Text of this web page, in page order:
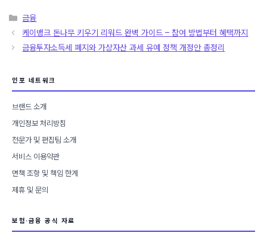
카
테
리
금융
케이뱅크 돈나무 키우기 리워드 완벽 가이드 – 참여 방법부터 혜택까지
금융투자소득세 폐지와 가상자산 과세 유예 정책 개정안 총정리
인포 네트워크
브랜드 소개
개인정보 처리방침
전문가 및 편집팀 소개
서비스 이용약관
면책 조항 및 책임 한계
제휴 및 문의
보험·금융 공식 자료